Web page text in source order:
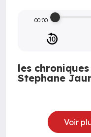
00:00
les
Stephane
Voir